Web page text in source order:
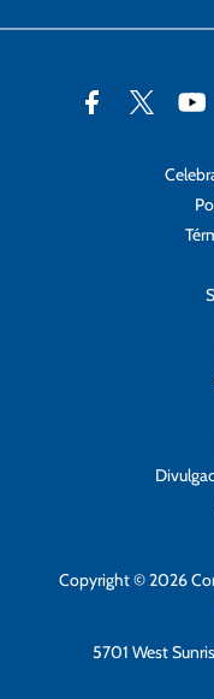
Copyright © 2026
5701 West